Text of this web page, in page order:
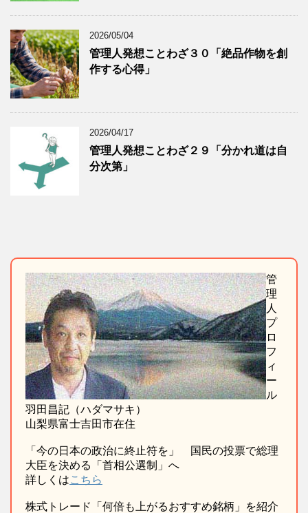
2026/05/04
管理人発想ことわざ３０「絶品作物を創
作する心得」
2026/04/17
管理人発想ことわざ２９「分かれ道は自
分次第」
管
理
人
プ
ロ
フ
ィ
ー
ル
羽田昌記（ハダマサキ）
山梨県富士吉田市在住
「今の日本の政治に終止符を」 国民の投票で総理
大臣を決める「首相公選制」へ
詳しくはこちら
株式トレード「何倍も上がるおすすめ銘柄」を紹介